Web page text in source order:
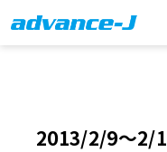
2013/2/9～